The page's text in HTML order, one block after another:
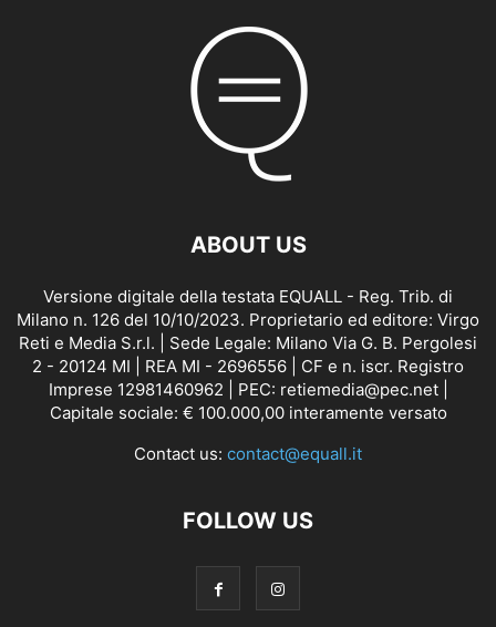
ABOUT US
Versione digitale della testata EQUALL - Reg. Trib. di
Milano n. 126 del 10/10/2023. Proprietario ed editore: Virgo
Reti e Media S.r.l. | Sede Legale: Milano Via G. B. Pergolesi
2 - 20124 MI | REA MI - 2696556 | CF e n. iscr. Registro
Imprese 12981460962 | PEC: retiemedia@pec.net |
Capitale sociale: € 100.000,00 interamente versato
Contact us: contact@equall.it
FOLLOW US